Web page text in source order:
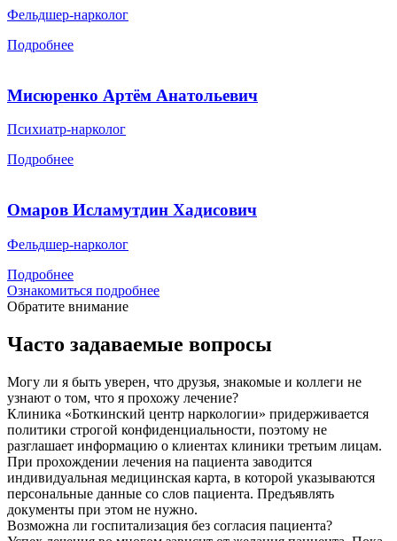
Фельдшер-нарколог
Подробнее
Мисюренко Артём Анатольевич
Психиатр-нарколог
Подробнее
Омаров Исламутдин Хадисович
Фельдшер-нарколог
Подробнее
Ознакомиться подробнее
Обратите внимание
Часто задаваемые вопросы
Могу ли я быть уверен, что друзья, знакомые и коллеги не
узнают о том, что я прохожу лечение?
Клиника «Боткинский центр наркологии» придерживается
политики строгой конфиденциальности, поэтому не
разглашает информацию о клиентах клиники третьим лицам.
При прохождении лечения на пациента заводится
индивидуальная медицинская карта, в которой указываются
персональные данные со слов пациента. Предъявлять
документы при этом не нужно.
Возможна ли госпитализация без согласия пациента?